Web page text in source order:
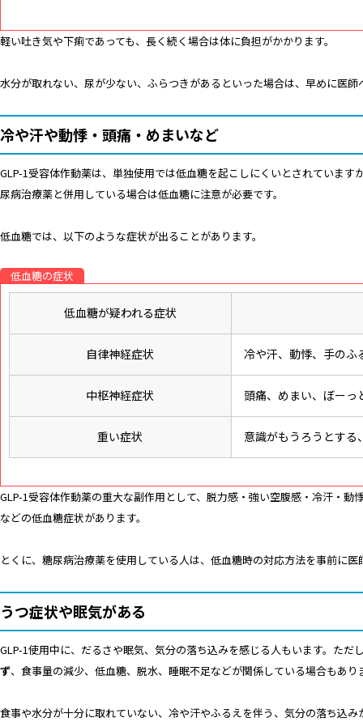
軽い吐き気や下痢であっても、長く続く場合は体に負担がかかります。
水分が取れない、尿が少ない、ふらつきがあるといった場合は、早めに医
冷や汗や動悸・頭痛・めまいなど
GLP-1受容体作動薬は、単独使用では低血糖を起こしにくいとされています
尿病治療薬と併用している場合は低血糖に注意が必要です。
低血糖では、以下のような症状が出ることがあります。
低血糖の症状
低血糖が疑われる症状
自律神経症状 冷や汗、動悸、手のふ
中枢神経症状 頭痛、めまい、ぼーっ
重い症状 意識がもうろうとする
GLP-1受容体作動薬の重大な副作用として、脱力感・強い空腹感・冷汗・動
などの低血糖症状があります。
とくに、糖尿病治療薬を使用している人は、低血糖時の対応方法を事前に
うつ症状や眠気がある
GLP-1使用中に、だるさや眠気、気分の落ち込みを感じる人もいます。ただ
ず、食事量の減少、低血糖、脱水、睡眠不足などが関係している場合もあり
食事や水分が十分に取れていない、冷や汗やふるえを伴う、気分の落ち込